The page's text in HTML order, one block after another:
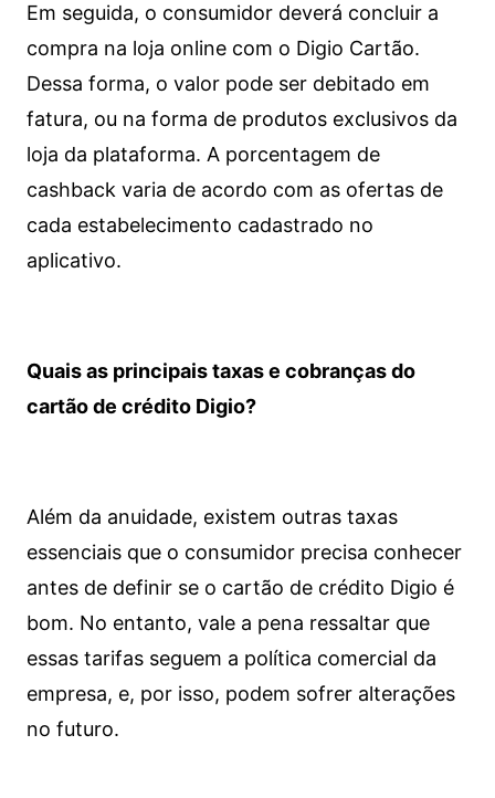
Em seguida, o consumidor deverá concluir a
compra na loja online com o Digio Cartão.
Dessa forma, o valor pode ser debitado em
fatura, ou na forma de produtos exclusivos da
loja da plataforma. A porcentagem de
cashback varia de acordo com as ofertas de
cada estabelecimento cadastrado no
aplicativo.
Quais as principais taxas e cobranças do
cartão de crédito Digio?
Além da anuidade, existem outras taxas
essenciais que o consumidor precisa conhecer
antes de definir se o cartão de crédito Digio é
bom. No entanto, vale a pena ressaltar que
essas tarifas seguem a política comercial da
empresa, e, por isso, podem sofrer alterações
no futuro.